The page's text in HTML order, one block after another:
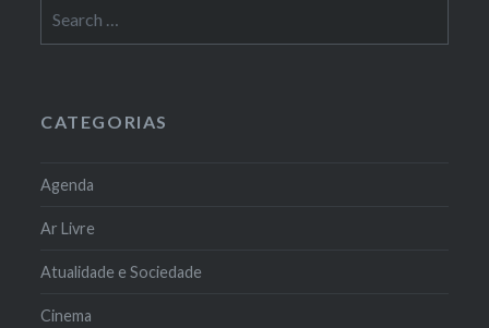
for:
CATEGORIAS
Agenda
Ar Livre
Atualidade e Sociedade
Cinema